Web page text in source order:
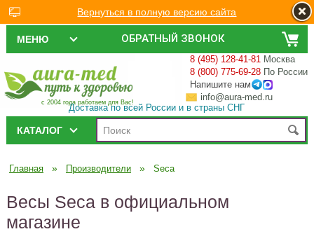
ОБРАТНЫЙ ЗВОНОК
МЕНЮ
с 2004 года работаем для Вас!
8 (495) 128-41-81 Москва
8 (800) 775-69-28 По России
Напишите нам
info@aura-med.ru
Доставка по всей России и в страны СНГ
КАТАЛОГ
Главная » Производители » Seca
Весы Seca в официальном
магазине
Вернуться в полную версию сайта